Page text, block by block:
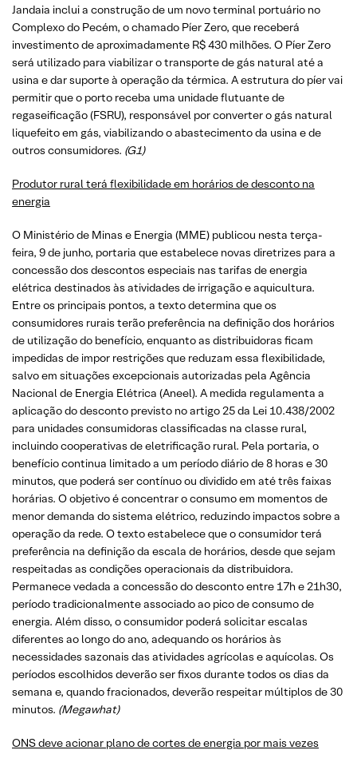
Jandaia inclui a construção de um novo terminal portuário no
Complexo do Pecém, o chamado Píer Zero, que receberá
investimento de aproximadamente R$ 430 milhões. O Píer Zero
será utilizado para viabilizar o transporte de gás natural até a
usina e dar suporte à operação da térmica. A estrutura do píer vai
permitir que o porto receba uma unidade flutuante de
regaseificação (FSRU), responsável por converter o gás natural
liquefeito em gás, viabilizando o abastecimento da usina e de
outros consumidores. (G1)
Produtor rural terá flexibilidade em horários de desconto na
energia
O Ministério de Minas e Energia (MME) publicou nesta terça-
feira, 9 de junho, portaria que estabelece novas diretrizes para a
concessão dos descontos especiais nas tarifas de energia
elétrica destinados às atividades de irrigação e aquicultura.
Entre os principais pontos, a texto determina que os
consumidores rurais terão preferência na definição dos horários
de utilização do benefício, enquanto as distribuidoras ficam
impedidas de impor restrições que reduzam essa flexibilidade,
salvo em situações excepcionais autorizadas pela Agência
Nacional de Energia Elétrica (Aneel). A medida regulamenta a
aplicação do desconto previsto no artigo 25 da Lei 10.438/2002
para unidades consumidoras classificadas na classe rural,
incluindo cooperativas de eletrificação rural. Pela portaria, o
benefício continua limitado a um período diário de 8 horas e 30
minutos, que poderá ser contínuo ou dividido em até três faixas
horárias. O objetivo é concentrar o consumo em momentos de
menor demanda do sistema elétrico, reduzindo impactos sobre a
operação da rede. O texto estabelece que o consumidor terá
preferência na definição da escala de horários, desde que sejam
respeitadas as condições operacionais da distribuidora.
Permanece vedada a concessão do desconto entre 17h e 21h30,
período tradicionalmente associado ao pico de consumo de
energia. Além disso, o consumidor poderá solicitar escalas
diferentes ao longo do ano, adequando os horários às
necessidades sazonais das atividades agrícolas e aquícolas. Os
períodos escolhidos deverão ser fixos durante todos os dias da
semana e, quando fracionados, deverão respeitar múltiplos de 30
minutos. (Megawhat)
ONS deve acionar plano de cortes de energia por mais vezes